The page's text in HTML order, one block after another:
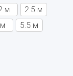
м
2.5 м
5.5 м